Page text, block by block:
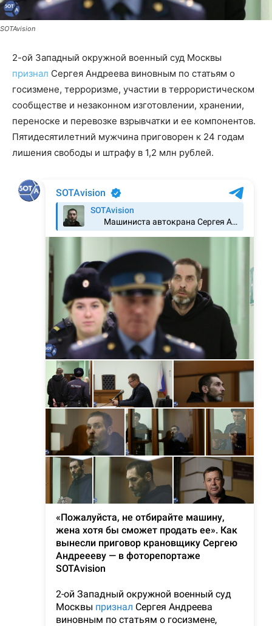
SOTAvision
2-ой Западный окружной военный суд Москвы
признал Сергея Андреева виновным по статьям о
госизмене, терроризме, участии в террористическом
сообществе и незаконном изготовлении, хранении,
переноске и перевозке взрывчатки и ее компонентов.
Пятидесятилетний мужчина приговорен к 24 годам
лишения свободы и штрафу в 1,2 млн рублей.